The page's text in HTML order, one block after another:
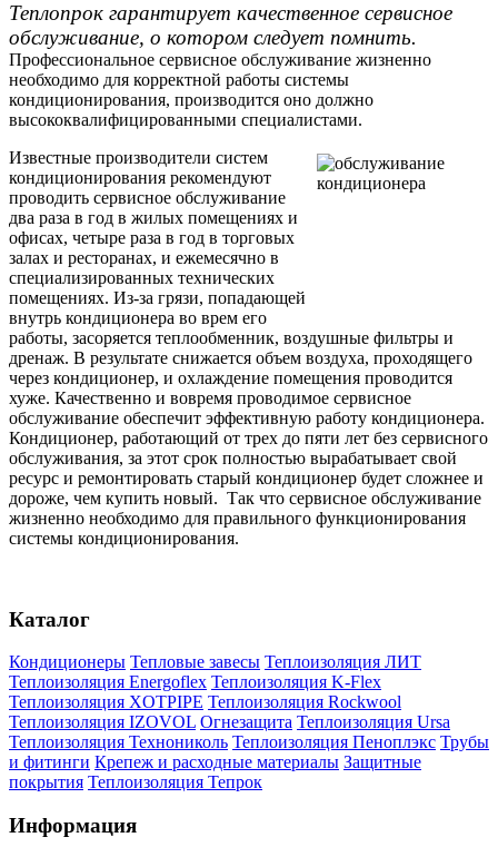
Теплопрок гарантирует качественное сервисное
обслуживание, о котором следует помнить.
Профессиональное сервисное обслуживание жизненно
необходимо для корректной работы системы
кондиционирования, производится оно должно
высококвалифицированными специалистами.
Известные производители систем
кондиционирования рекомендуют
проводить сервисное обслуживание
два раза в год в жилых помещениях и
офисах, четыре раза в год в торговых
залах и ресторанах, и ежемесячно в
специализированных технических
помещениях. Из-за грязи, попадающей
внутрь кондиционера во врем его
работы, засоряется теплообменник, воздушные фильтры и
дренаж. В результате снижается объем воздуха, проходящего
через кондиционер, и охлаждение помещения проводится
хуже. Качественно и вовремя проводимое сервисное
обслуживание обеспечит эффективную работу кондиционера.
Кондиционер, работающий от трех до пяти лет без сервисного
обслуживания, за этот срок полностью вырабатывает свой
ресурс и ремонтировать старый кондиционер будет сложнее и
дороже, чем купить новый. Так что сервисное обслуживание
жизненно необходимо для правильного функционирования
системы кондиционирования.
Каталог
Кондиционеры Тепловые завесы Теплоизоляция ЛИТ
Теплоизоляция Energoflex Теплоизоляция K-Flex
Теплоизоляция XOTPIPE Теплоизоляция Rockwool
Теплоизоляция IZOVOL Огнезащита Теплоизоляция Ursa
Теплоизоляция Технониколь Теплоизоляция Пеноплэкс Трубы
и фитинги Крепеж и расходные материалы Защитные
покрытия Теплоизоляция Тепрок
Информация